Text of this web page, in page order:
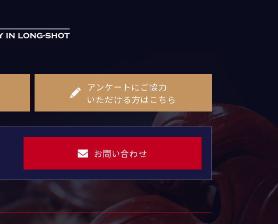
アンケートにご協力
いただける方はこちら
お問い合わせ